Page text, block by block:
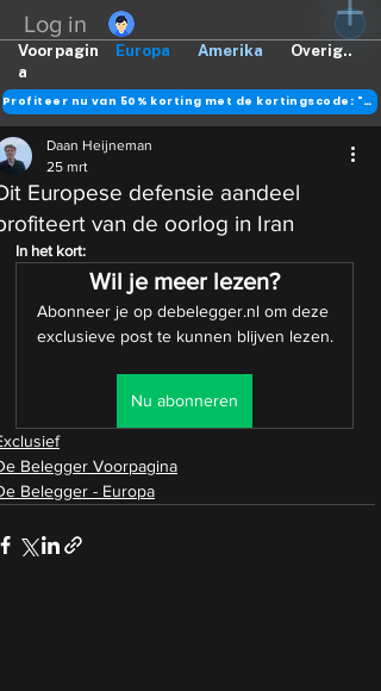
Log in
Europa Amerika Overig..
Voorpagin
a
Profiteer nu van 50% korting met de kortingscode: "DANK"
Europese defensie aandeel
van de oorlog in Iran
Daan Heijneman
25 mrt
In het kort:
Wil je meer lezen?
Abonneer je op debelegger.nl om deze
exclusieve post te kunnen blijven lezen.
Nu abonneren
Belegger Voorpagina
Belegger - Europa